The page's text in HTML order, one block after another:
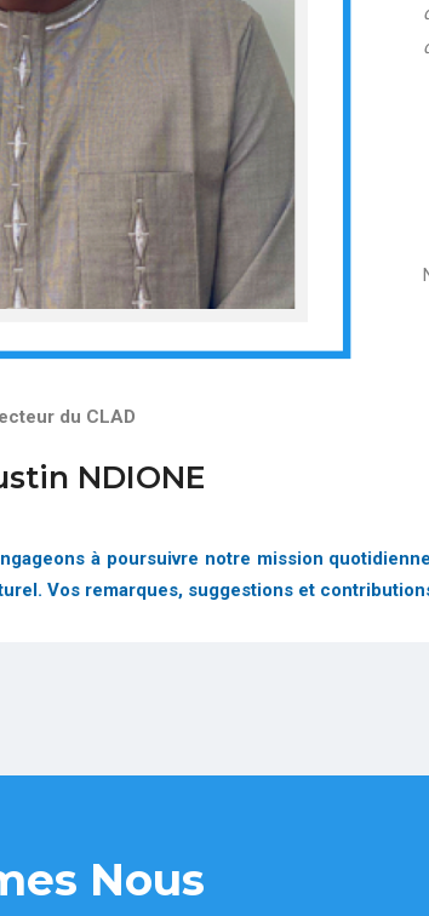
du CLAD
NDIONE
à poursuivre notre mission
Vos remarques, suggestions et
Nous